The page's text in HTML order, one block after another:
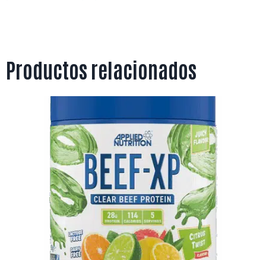
Productos relacionados